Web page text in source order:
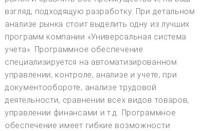
взгляд, подходящую разработку. При детальном
анализе рынка стоит выделить одну из лучших
программ компании «Универсальная система
учета». Программное обеспечение
специализируется на автоматизированном
управлении, контроле, анализе и учете, при
документообороте, анализе трудовой
деятельности, сравнении всех видов товаров,
управлении финансами и т.д. Программное
обеспечение имеет гибкие возможности